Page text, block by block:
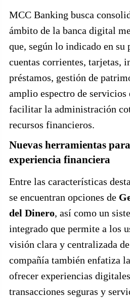
MCC Banking busca
ámbito de la banca digital
que, según lo indicado en su
cuentas corrientes, tarjetas,
préstamos, gestión de
amplio espectro de servicios
facilitar la administración
recursos financieros.
Nuevas herramientas
experiencia financiera
Entre las características
se encuentran opciones de
del Dinero, así como un
integrado que permite a los
visión clara y centralizada
compañía también enfatiza
ofrecer experiencias
transacciones seguras y